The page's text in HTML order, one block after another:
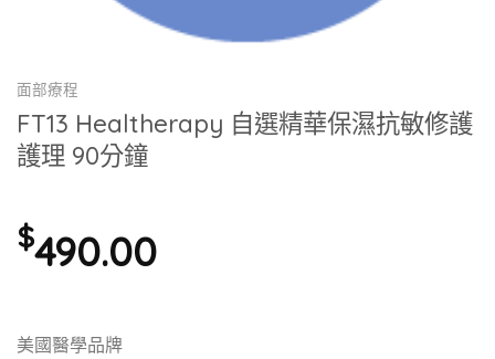
面部療程
FT13 Healtherapy 自選精華保濕抗敏修護
護理 90分鐘
$490.00
美國醫學品牌